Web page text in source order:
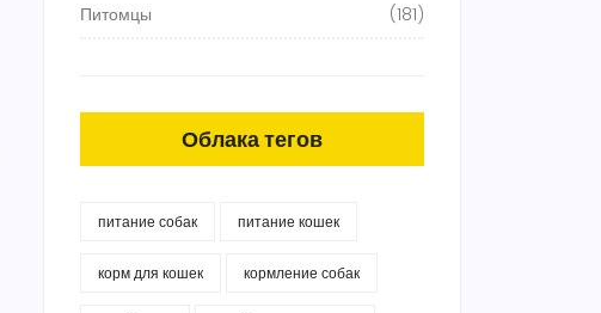
Питомцы (181)
Облака тегов
питание собак питание кошек
корм для кошек кормление собак